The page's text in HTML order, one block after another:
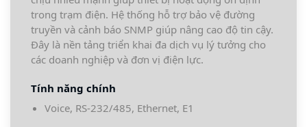
trong trạm điện. Hệ thống hỗ trợ bảo vệ đường
truyền và cảnh báo SNMP giúp nâng cao độ tin cậy.
Đây là nền tảng triển khai đa dịch vụ lý tưởng cho
các doanh nghiệp và đơn vị điện lực.
Tính năng chính
Voice, RS-232/485, Ethernet, E1